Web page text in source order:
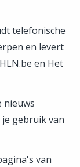
telefonische
en levert
en Het
nieuws
gebruik van
van